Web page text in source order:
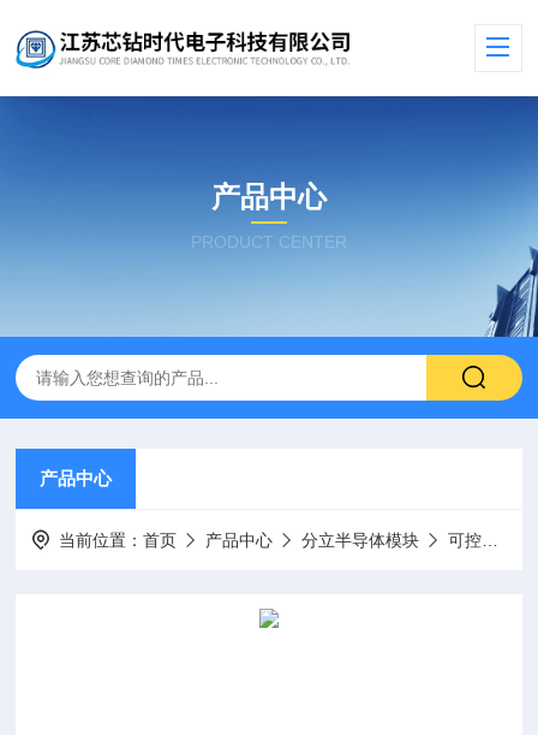
产品中心
PRODUCT CENTER
产品中心
当前位置：首页 产品中心 分立半导体模块 可控硅模块